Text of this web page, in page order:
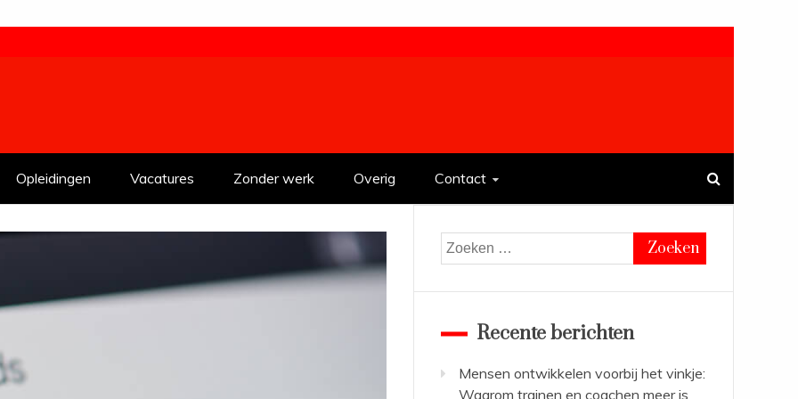
Opleidingen Vacatures Zonder werk Overig Contact
Zoeken
naar:
Recente berichten
Mensen ontwikkelen voorbij het vinkje:
Waarom trainen en coachen meer is